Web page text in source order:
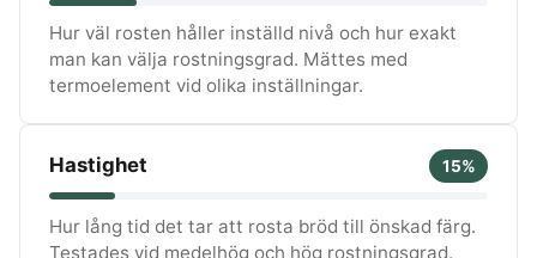
Hur väl rosten håller inställd nivå och hur exakt
man kan välja rostningsgrad. Mättes med
termoelement vid olika inställningar.
Hastighet 15%
Hur lång tid det tar att rosta bröd till önskad färg.
Testades vid medelhög och hög rostningsgrad.